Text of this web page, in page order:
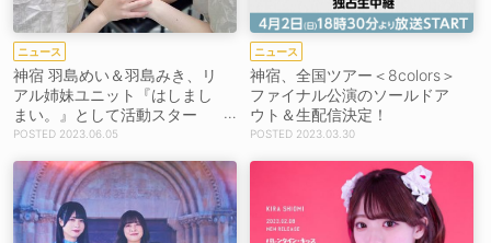
ニュース
神宿 羽島めい＆羽島みき、リ
アル姉妹ユニット『はしまし
まい。』として活動スター
ト！【コメントあり】
2023.06.05
ニュース
神宿、全国ツアー＜8colors＞
ファイナル公演のソールドア
ウト＆生配信決定！
2023.03.30